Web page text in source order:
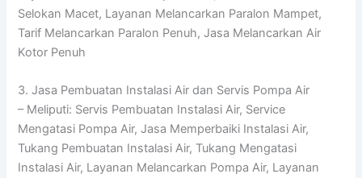
Selokan Macet, Layanan Melancarkan Paralon Mampet,
Tarif Melancarkan Paralon Penuh, Jasa Melancarkan Air
Kotor Penuh
3. Jasa Pembuatan Instalasi Air dan Servis Pompa Air
– Meliputi: Servis Pembuatan Instalasi Air, Service
Mengatasi Pompa Air, Jasa Memperbaiki Instalasi Air,
Tukang Pembuatan Instalasi Air, Tukang Mengatasi
Instalasi Air, Layanan Melancarkan Pompa Air, Layanan